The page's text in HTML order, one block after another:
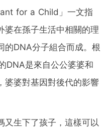
for a Child」一文指
婆在孫子生活中相關的理
的DNA分子組合而成。根
DNA是來自公公婆婆和
婆婆對基因對後代的影響
又生下了孩子，這樣可以